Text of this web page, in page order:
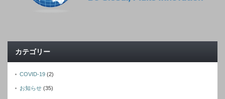
カテゴリー
COVID-19 (2)
お知らせ (35)